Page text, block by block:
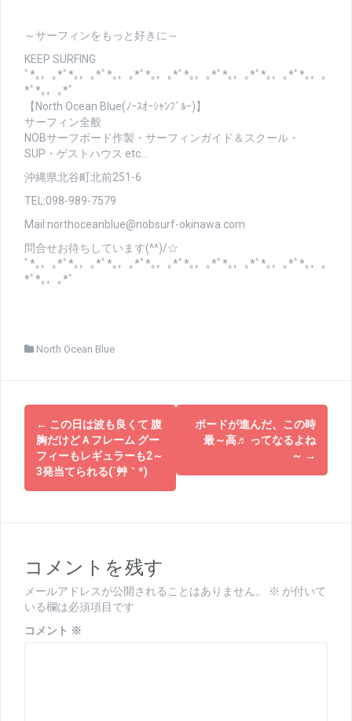
～サーフィンをもっと好きに～
KEEP SURFING
ﾟ*｡，｡*ﾟ*｡，｡*ﾟ*｡，｡*ﾟ*｡，｡*ﾟ*｡，｡*ﾟ*｡，｡*ﾟ*｡，｡*ﾟ*｡，｡
*ﾟ*｡，｡*ﾟ
【North Ocean Blue(ﾉｰｽｵｰｼｬﾝﾌﾞﾙｰ)】
サーフィン全般
NOBサーフボード作製・サーフィンガイド＆スクール・
SUP・ゲストハウス etc…
沖縄県北谷町北前251-6
TEL:098-989-7579
Mail:northoceanblue@nobsurf-okinawa.com
問合せお待ちしています(^^)/☆
ﾟ*｡，｡*ﾟ*｡，｡*ﾟ*｡，｡*ﾟ*｡，｡*ﾟ*｡，｡*ﾟ*｡，｡*ﾟ*｡，｡*ﾟ*｡，｡
*ﾟ*｡，｡*ﾟ
North Ocean Blue
投
稿
ナ
ビ
ー
シ
ョ
ン
← この日は波も良くて 腹
胸だけどＡフレーム グー
フィーもレギュラーも2～
3発当てられる(´艸｀*)
ボードが進んだ、この時
最～高♬ ってなるよね
～ →
コメントを残す
メールアドレスが公開されることはありません。 ※ が付いて
いる欄は必須項目です
コメント ※